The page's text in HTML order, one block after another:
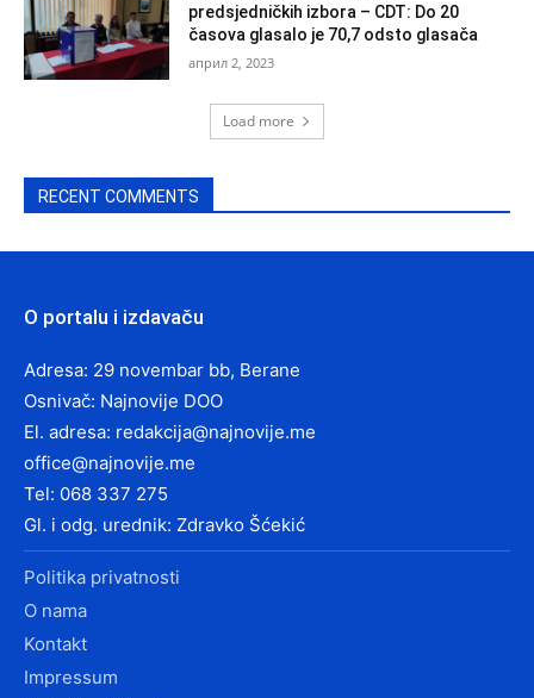
predsjedničkih izbora – CDT: Do 20
časova glasalo je 70,7 odsto glasača
април 2, 2023
Load more
RECENT COMMENTS
O portalu i izdavaču
Adresa: 29 novembar bb, Berane
Osnivač: Najnovije DOO
El. adresa: redakcija@najnovije.me
office@najnovije.me
Tel: 068 337 275
Gl. i odg. urednik: Zdravko Šćekić
Politika privatnosti
O nama
Kontakt
Impressum